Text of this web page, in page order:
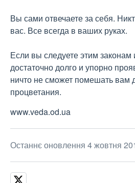
Вы сами отвечаете за себя.
вас. Все всегда в ваших руках.
Если вы следуете этим
достаточно долго и упорно
ничто не сможет помешать вам
процветания.
www.veda.od.ua
Останнє оновлення 4 жовтня